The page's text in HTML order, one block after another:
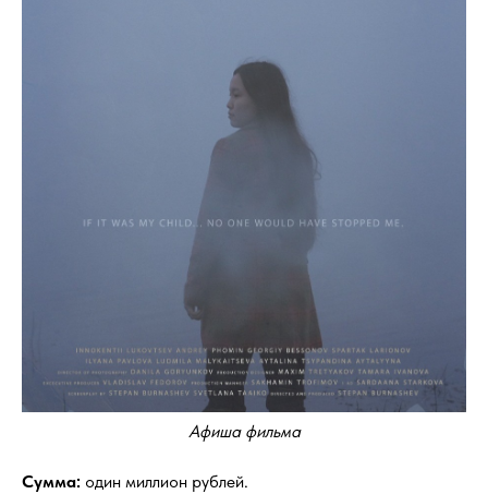
Афиша фильма
Сумма: один миллион рублей.